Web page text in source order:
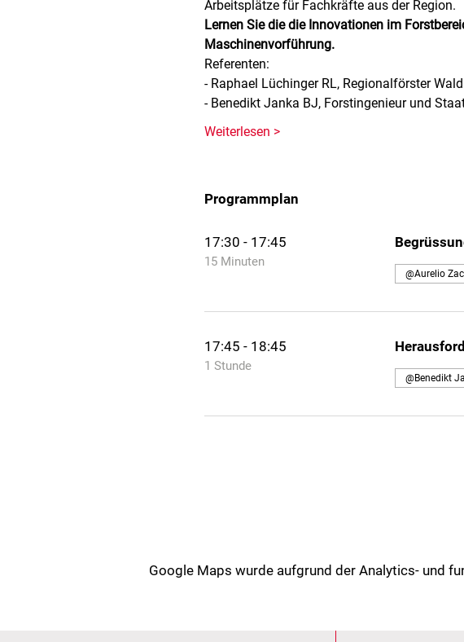
Arbeitsplätze für Fachkräfte aus der Region.
Lernen Sie die die Innovationen im
Maschinenvorführung.
Referenten:
- Raphael Lüchinger RL, Regionalförster
- Benedikt Janka BJ, Forstingenieur und
Weiterlesen >
Programmplan
17:30 - 17:45
15 Minuten
@Aurelio
17:45 - 18:45
1 Stunde
@Benedikt
Google Maps wurde aufgrund der Analytics- und